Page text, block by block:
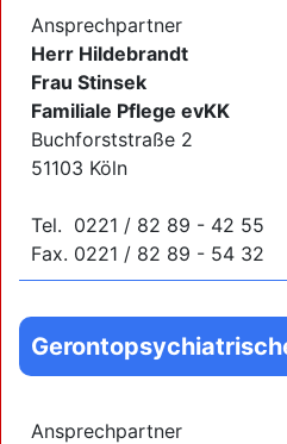
Ansprechpartner
Herr Hildebrandt
Frau Stinsek
Familiale Pflege evKK
Buchforststraße 2
51103 Köln
Tel. 0221 / 82 89 - 42 55
Fax. 0221 / 82 89 - 54 32
Ansprechpartner